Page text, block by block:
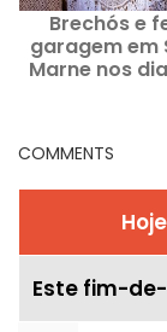
Brechós e
garagem em
Marne nos
COMMENTS
Hoje
Este fim-